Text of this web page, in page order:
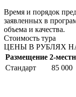
Время и порядок
заявленных в
объема и качества.
Стоимость тура
ЦЕНЫ В РУБЛЯХ
Размещение 2-
Стандарт
85 000